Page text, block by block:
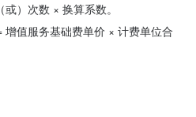
）次数 × 换算系数。
值服务基础费单价 × 计费单位合